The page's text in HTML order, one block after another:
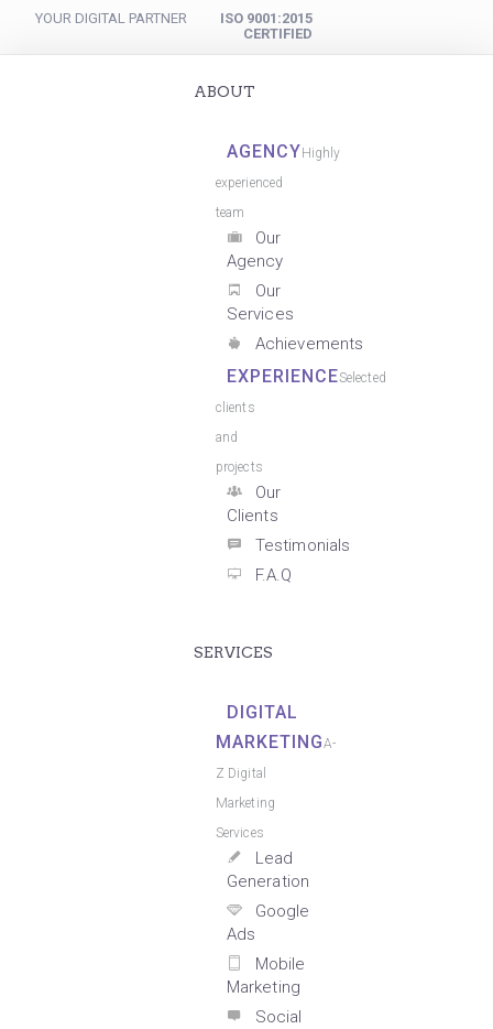
YOUR DIGITAL PARTNER ISO 9001:2015
CERTIFIED
ABOUT
AGENCY Highly
experienced
team
Our
Agency
Our
Services
Achievements
EXPERIENCESelected
clients
and
projects
Our
Clients
Testimonials
F.A.Q
SERVICES
DIGITAL
MARKETINGA-
Z Digital
Marketing
Services
Lead
Generation
Google
Ads
Mobile
Marketing
Social